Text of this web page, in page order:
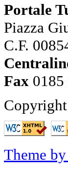
Portale
Piazza
C.F.
Fax 0185
Theme